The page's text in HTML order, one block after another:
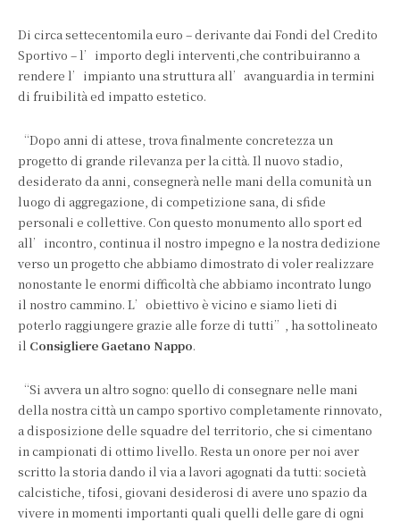
Di circa settecentomila euro – derivante dai Fondi del Credito
Sportivo – l’importo degli interventi,che contribuiranno a
rendere l’impianto una struttura all’avanguardia in termini
di fruibilità ed impatto estetico.
“Dopo anni di attese, trova finalmente concretezza un
progetto di grande rilevanza per la città. Il nuovo stadio,
desiderato da anni, consegnerà nelle mani della comunità un
luogo di aggregazione, di competizione sana, di sfide
personali e collettive. Con questo monumento allo sport ed
all’incontro, continua il nostro impegno e la nostra dedizione
verso un progetto che abbiamo dimostrato di voler realizzare
nonostante le enormi difficoltà che abbiamo incontrato lungo
il nostro cammino. L’obiettivo è vicino e siamo lieti di
poterlo raggiungere grazie alle forze di tutti”, ha sottolineato
il Consigliere Gaetano Nappo.
“Si avvera un altro sogno: quello di consegnare nelle mani
della nostra città un campo sportivo completamente rinnovato,
a disposizione delle squadre del territorio, che si cimentano
in campionati di ottimo livello. Resta un onore per noi aver
scritto la storia dando il via a lavori agognati da tutti: società
calcistiche, tifosi, giovani desiderosi di avere uno spazio da
vivere in momenti importanti quali quelli delle gare di ogni